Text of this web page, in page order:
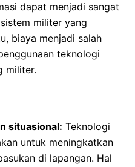
dapat menjadi sangat
militer yang
biaya menjadi salah
teknologi
militer.
situasional: Teknologi
untuk meningkatkan
di lapangan. Hal